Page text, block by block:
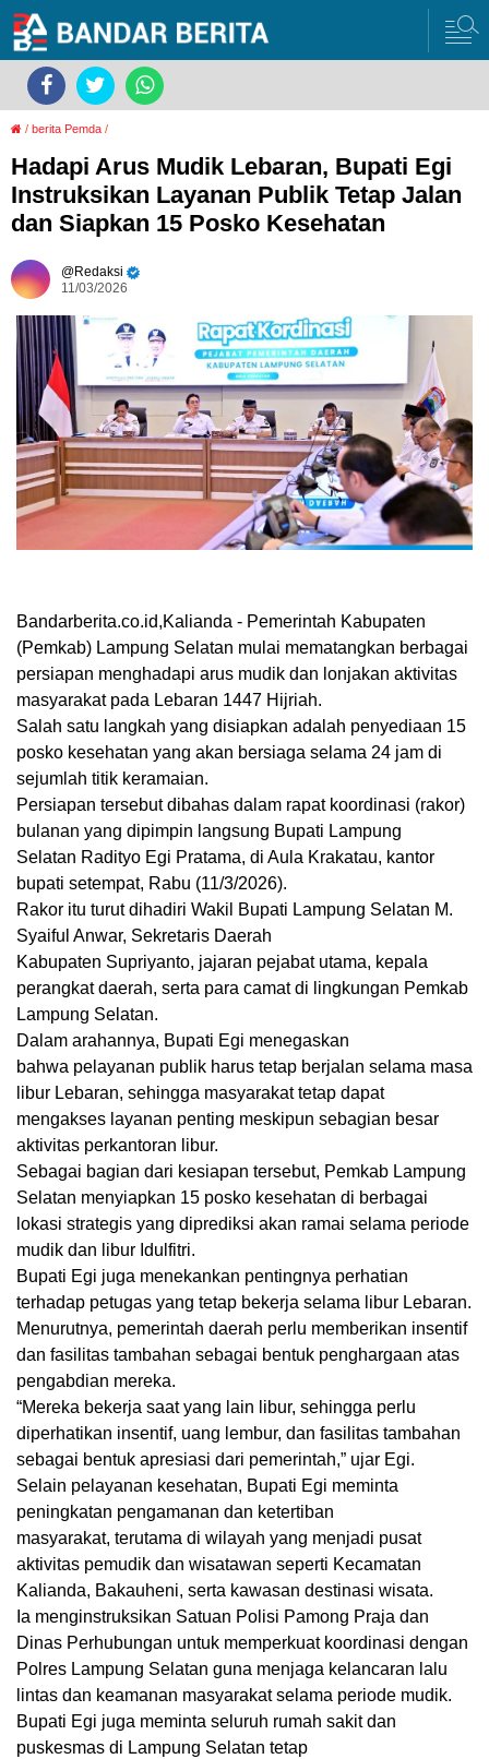
/ berita Pemda /
Hadapi Arus Mudik Lebaran, Bupati Egi
Instruksikan Layanan Publik Tetap Jalan
dan Siapkan 15 Posko Kesehatan
Redaksi
11/03/2026
Bandarberita.co.id,Kalianda - Pemerintah Kabupaten
(Pemkab) Lampung Selatan mulai mematangkan berbagai
persiapan menghadapi arus mudik dan lonjakan aktivitas
masyarakat pada Lebaran 1447 Hijriah.
Salah satu langkah yang disiapkan adalah penyediaan 15
posko kesehatan yang akan bersiaga selama 24 jam di
sejumlah titik keramaian.
Persiapan tersebut dibahas dalam rapat koordinasi (rakor)
bulanan yang dipimpin langsung Bupati Lampung
Selatan Radityo Egi Pratama, di Aula Krakatau, kantor
bupati setempat, Rabu (11/3/2026).
Rakor itu turut dihadiri Wakil Bupati Lampung Selatan M.
Syaiful Anwar, Sekretaris Daerah
Kabupaten Supriyanto, jajaran pejabat utama, kepala
perangkat daerah, serta para camat di lingkungan Pemkab
Lampung Selatan.
Dalam arahannya, Bupati Egi menegaskan
bahwa pelayanan publik harus tetap berjalan selama masa
libur Lebaran, sehingga masyarakat tetap dapat
mengakses layanan penting meskipun sebagian besar
aktivitas perkantoran libur.
Sebagai bagian dari kesiapan tersebut, Pemkab Lampung
Selatan menyiapkan 15 posko kesehatan di berbagai
lokasi strategis yang diprediksi akan ramai selama periode
mudik dan libur Idulfitri.
Bupati Egi juga menekankan pentingnya perhatian
terhadap petugas yang tetap bekerja selama libur Lebaran.
Menurutnya, pemerintah daerah perlu memberikan insentif
dan fasilitas tambahan sebagai bentuk penghargaan atas
pengabdian mereka.
“Mereka bekerja saat yang lain libur, sehingga perlu
diperhatikan insentif, uang lembur, dan fasilitas tambahan
sebagai bentuk apresiasi dari pemerintah,” ujar Egi.
Selain pelayanan kesehatan, Bupati Egi meminta
peningkatan pengamanan dan ketertiban
masyarakat, terutama di wilayah yang menjadi pusat
aktivitas pemudik dan wisatawan seperti Kecamatan
Kalianda, Bakauheni, serta kawasan destinasi wisata.
Ia menginstruksikan Satuan Polisi Pamong Praja dan
Dinas Perhubungan untuk memperkuat koordinasi dengan
Polres Lampung Selatan guna menjaga kelancaran lalu
lintas dan keamanan masyarakat selama periode mudik.
Bupati Egi juga meminta seluruh rumah sakit dan
puskesmas di Lampung Selatan tetap